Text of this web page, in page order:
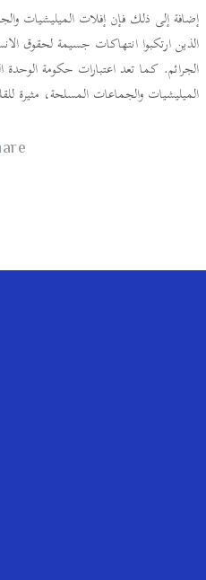
إضافة إلى ذلك فإن إفلات الميليشيات
الذين ارتكبوا انتهاكات جسيمة لحقوق
الجرائم. كما تعد اعتبارات حكومة
الميليشيات والجماعات المسلحة،